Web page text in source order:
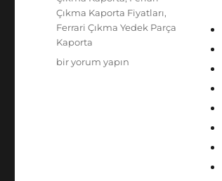
Çıkma Kaporta Fiyatları,
Ferrari Çıkma Yedek Parça
Kaporta
Ferrari
bir yorum yapın